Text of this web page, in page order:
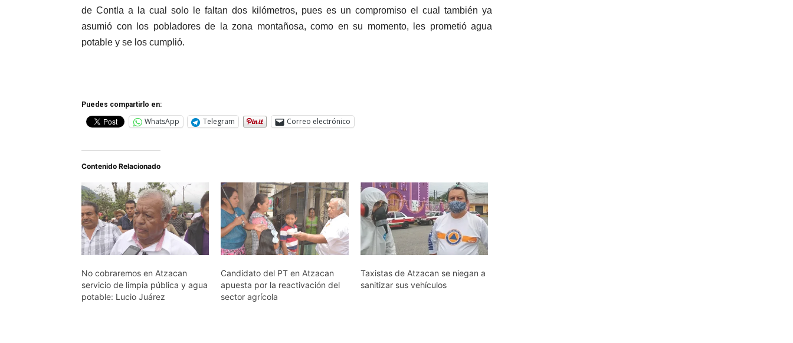
de Contla a la cual solo le faltan dos kilómetros, pues es un compromiso el cual también ya
asumió con los pobladores de la zona montañosa, como en su momento, les prometió agua
potable y se los cumplió.
Puedes compartirlo en:
WhatsApp Telegram Correo electrónico
Contenido Relacionado
No cobraremos en Atzacan
servicio de limpia pública y agua
potable: Lucio Juárez
Candidato del PT en Atzacan
apuesta por la reactivación del
sector agrícola
Taxistas de Atzacan se niegan a
sanitizar sus vehículos